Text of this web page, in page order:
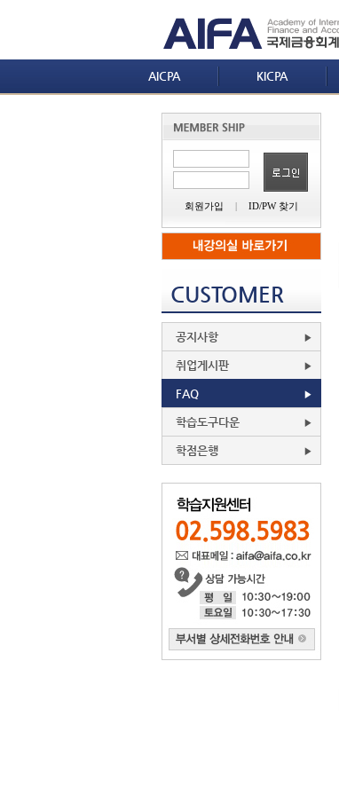
AICPA KICPA
회원가입 | ID/PW 찾기
CUSTOMER
공지사항
취업게시판
FAQ
학습도구다운
학점은행